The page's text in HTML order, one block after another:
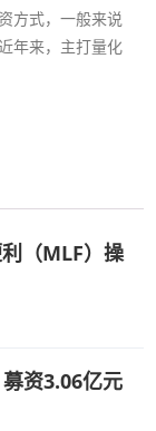
方式，一般来说
年来，主打量化
（MLF）操
资3.06亿元